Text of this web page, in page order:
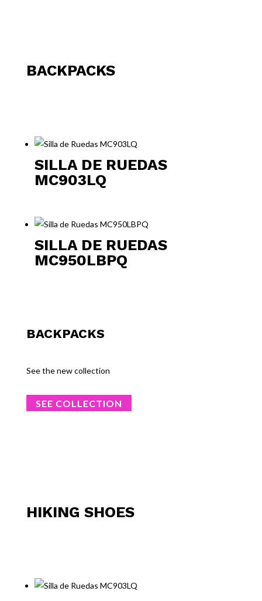
BACKPACKS
SILLA DE RUEDAS
MC903LQ
SILLA DE RUEDAS
MC950LBPQ
BACKPACKS
See the new collection
SEE COLLECTION
HIKING SHOES